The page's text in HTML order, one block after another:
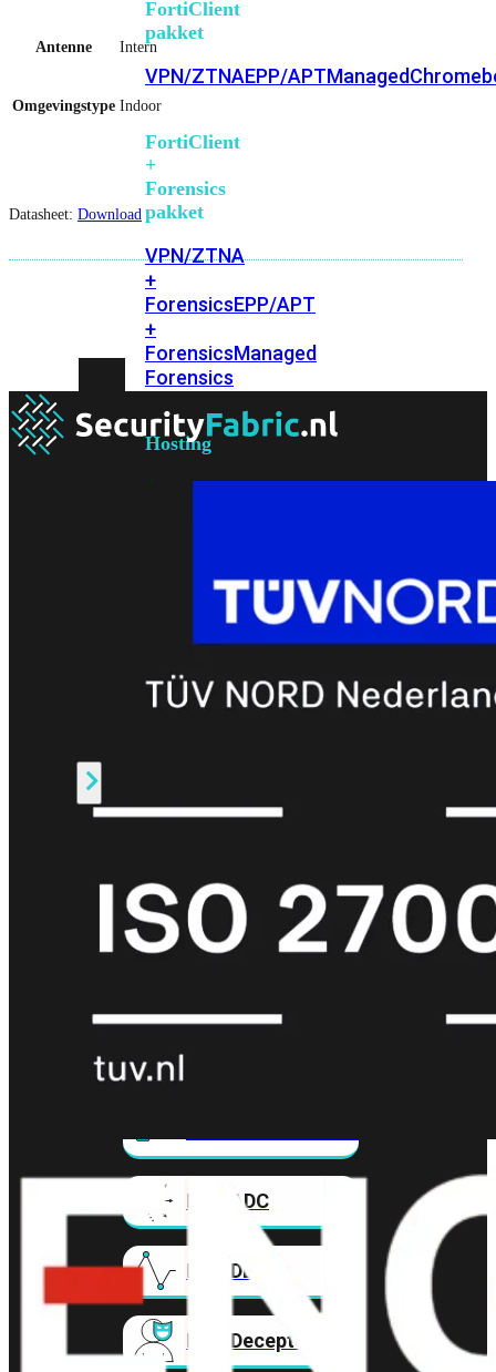
FortiClient
pakket
VPN/ZTNAEPP/APTManaged
FortiClient
+
Forensics
pakket
VPN/ZTNA
+
ForensicsEPP/APT
+
ForensicsManaged
Forensics
Hosting
On-
FortiClientFortiEndpoint
FortiSwitch
FortiADC
FortiDDoS
FortiDeceptor
Antenne Intern
Omgevingstype Indoor
Datasheet: Download